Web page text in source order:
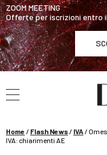
ZOOM MEETING
Offerte per iscrizioni entro
La governance
Home / Flash News/ IVA/
IVA: chiarimenti AE